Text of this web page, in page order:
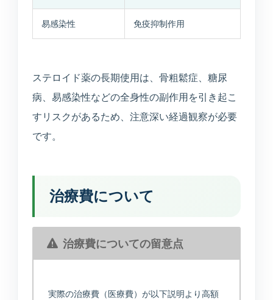
易感染性 免疫抑制作用
ステロイド薬の長期使用は、骨粗鬆症、糖尿
病、易感染性などの全身性の副作用を引き起こ
すリスクがあるため、注意深い経過観察が必要
です。
治療費について
治療費についての留意点
実際の治療費（医療費）が以下説明より高額